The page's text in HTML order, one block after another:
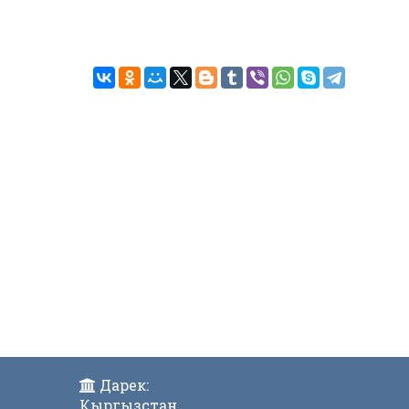
Дарек:
Кыргызстан,